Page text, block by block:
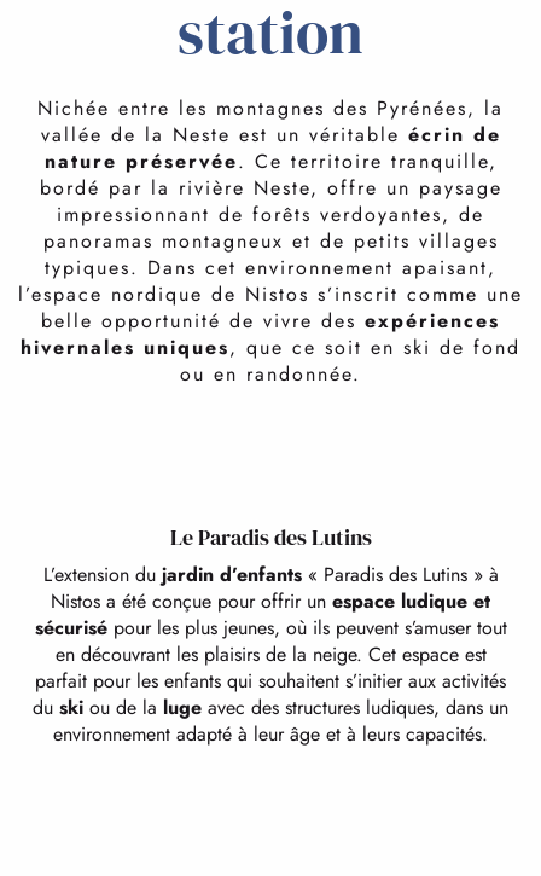
VOTRE SÉJOUR
LES ACTIVITÉS
FAQ
station
Nichée entre les montagnes des Pyrénées, la
vallée de la Neste est un véritable écrin de
nature préservée. Ce territoire tranquille,
bordé par la rivière Neste, offre un paysage
impressionnant de forêts verdoyantes, de
panoramas montagneux et de petits villages
typiques. Dans cet environnement apaisant,
l’espace nordique de Nistos s’inscrit comme une
belle opportunité de vivre des expériences
hivernales uniques, que ce soit en ski de fond
ou en randonnée.
S’ÉVADER EN MODE NORDIQUE
l’art de la glisse
Nistos, c’est une multitude d’activitéspour petits et
grands, débutants ou fondus de vitesse, tout le monde
se fait plaisir sur ses larges plateaux habillés de blanc.
Ski nordique, skating, ski classique, luge, biathlon,
raquettes… Au coeur d’uncadre naturel grandiose
Le Paradis des Lutins
L’extension du jardin d’enfants« Paradis des Lutins » à
Nistos a été conçue pour offrir un espace ludique et
sécurisépour les plus jeunes, où ils peuvent s’amuser tout
en découvrant les plaisirs de la neige. Cet espace est
parfait pour les enfants qui souhaitent s’initier aux activités
du ski ou de la luge avec des structures ludiques, dans un
environnement adapté à leur âge et à leurs capacités.